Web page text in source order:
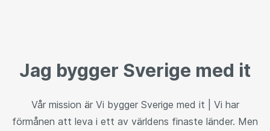
Jag bygger Sverige med it
Vår mission är Vi bygger Sverige med it | Vi har
förmånen att leva i ett av världens finaste länder. Men